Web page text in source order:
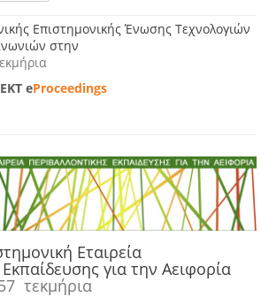
Επιστημονικής Ένωσης Τεχνολογιών
στην
ΕΚΤ eProceedings
Εταιρεία
για την Αειφορία
τεκμήρια